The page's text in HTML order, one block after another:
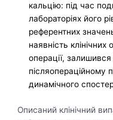
кальцію: під час
лабораторіях його
референтних
наявність клінічних
операції,
післяопераційному
динамічного
Описаний клінічний